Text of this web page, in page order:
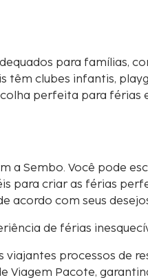
para famílias,
têm clubes infantis,
perfeita para férias
a Sembo. Você pode
para criar as férias
acordo com seus
de férias
processos de
Viagem Pacote,